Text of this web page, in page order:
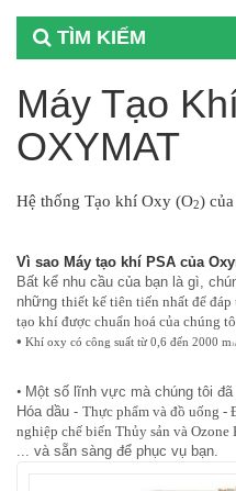
TÌM KIẾM
Máy Tạo
OXYMAT
Hệ thống Tạo khí Oxy (O2)
Vì sao Máy tạo khí PSA của
Bất kể nhu cầu của bạn là gì,
những thiết kế tiên tiến nhất để đáp
tạo khí được chuẩn hoá của chúng
• Khí oxy có công suất từ 0,6 đến 2000 m3
• Một số lĩnh vực mà chúng tôi
Hóa dầu - Thực phẩm và đồ uống
nghiệp chế biến Thủy sản và Ozone
... và sẵn sàng để phục vụ bạn.